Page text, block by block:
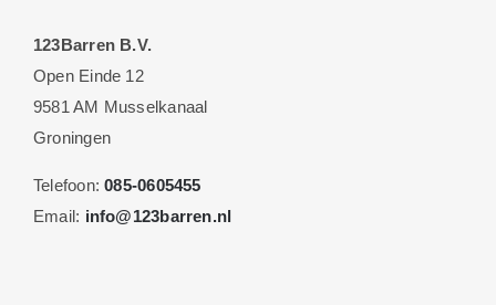
123Barren B.V.
Open Einde 12
9581 AM Musselkanaal
Groningen
Telefoon:085-0605455
Email: info@123barren.nl